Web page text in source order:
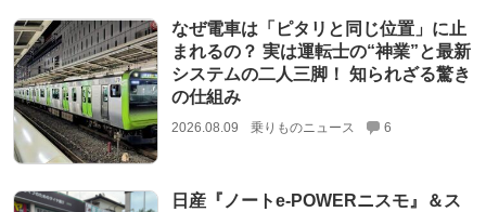
なぜ電車は「ピタリと同じ位置」に止
まれるの？ 実は運転士の“神業”と最新
システムの二人三脚！ 知られざる驚き
の仕組み
2026.08.09 乗りものニュース 6
日産『ノートe-POWERニスモ』＆ス